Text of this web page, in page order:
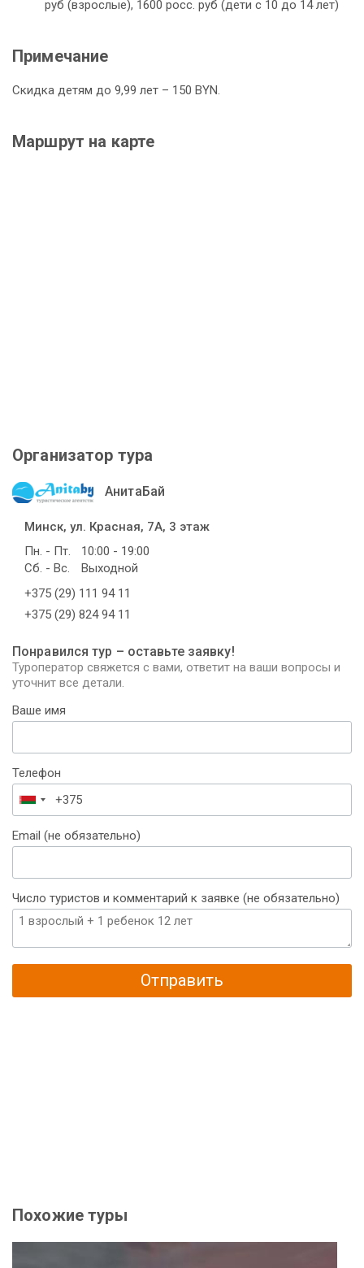
руб (взрослые), 1600 росс. руб (дети с 10 до 14 лет)
Примечание
Скидка детям до 9,99 лет – 150 BYN.
Маршрут на карте
Организатор тура
АнитаБай
Минск, ул. Красная, 7А, 3 этаж
Пн. - Пт.
10:00 - 19:00
Сб. - Вс.
Выходной
+375 (29) 111 94 11
+375 (29) 824 94 11
Понравился тур – оставьте заявку!
Туроператор свяжется с вами, ответит на ваши вопросы и
уточнит все детали.
Ваше имя
Телефон
Беларусь
+375
Email (не обязательно)
Число туристов и комментарий к заявке (не обязательно)
Отправить
Похожие туры